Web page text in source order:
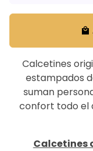
Calcetines
estampados
suman
confort todo el
Calcetines